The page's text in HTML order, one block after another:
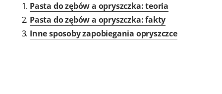
Pasta do zębów a opryszczka: teoria
Pasta do zębów a opryszczka: fakty
Inne sposoby zapobiegania opryszczce